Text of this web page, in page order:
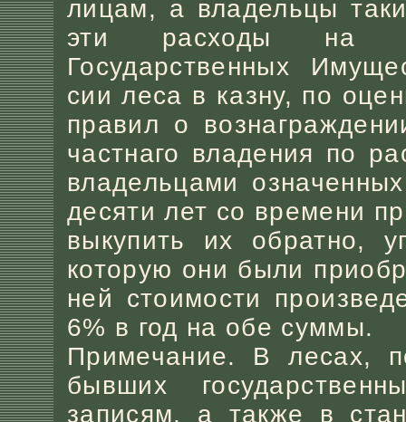
лицам, а владельцы
эти расходы на
Государственных
сии леса в казну, по
правил о
частнаго владения по
владельцами
десяти лет со времени
выкупить их обратно,
которую они были
ней стоимости
6% в год на обе суммы.
Примечание. В лесах,
бывших
записям, а также в